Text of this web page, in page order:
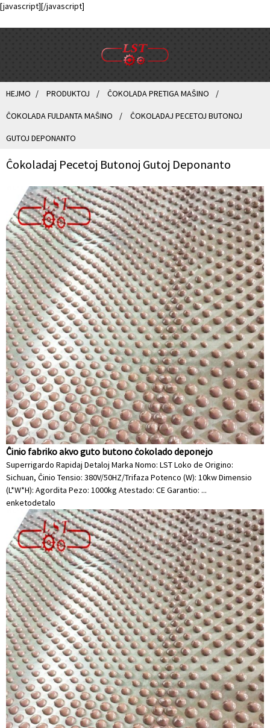
[javascript][/javascript]
HEJMO PRODUKTOJ ĈOKOLADA PRETIGA MAŜINO
ĈOKOLADA FULDANTA MAŜINO ĈOKOLADAJ PECETOJ BUTONOJ
GUTOJ DEPONANTO
Ĉokoladaj Pecetoj Butonoj Gutoj Deponanto
Ĉinio fabriko akvo guto butono ĉokolado deponejo
Superrigardo Rapidaj Detaloj Marka Nomo: LST Loko de Origino:
Sichuan, Ĉinio Tensio: 380V/50HZ/Trifaza Potenco (W): 10kw Dimensio
(L*W*H): Agordita Pezo: 1000kg Atestado: CE Garantio: ...
enketodetalo